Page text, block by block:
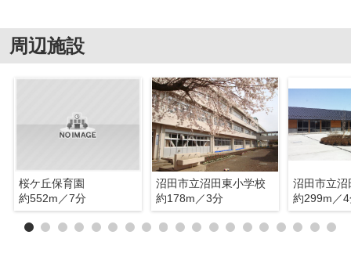
周辺施設
桜ケ丘保育園
約552m／7分
沼田市立沼田東小学校
約178m／3分
沼田市立沼
約299m／